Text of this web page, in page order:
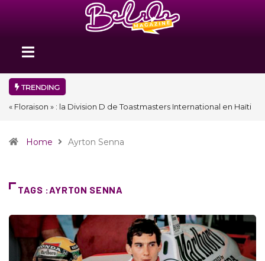
TRENDING
Nidger F. Judson Paul récompensé par le Prix de la Plume
Home Ayrton Senna
TAGS :AYRTON SENNA